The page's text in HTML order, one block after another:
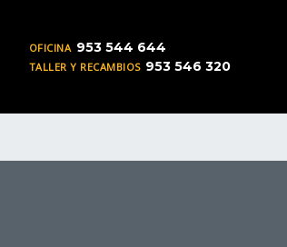
OFICINA 953 544 644
TALLER Y RECAMBIOS 953 546 320